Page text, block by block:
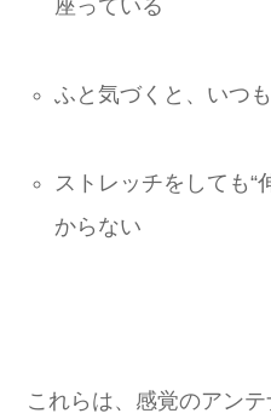
座っている
ふと気づくと、いつ
ストレッチをしても“
からない
これらは、感覚のアン